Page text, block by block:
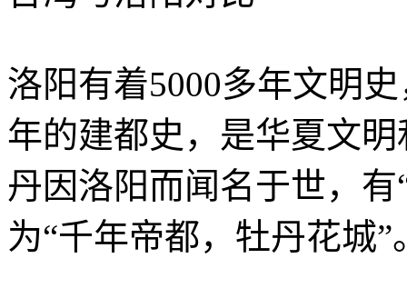
洛阳有着5000多年文明
年的建都史，是华夏文
丹因洛阳而闻名于世，
为“千年帝都，牡丹花城”